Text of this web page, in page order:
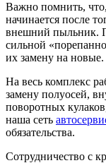
Важно помнить,
начинается после
внешний пыльник.
сильной
их замену на новые.
На весь комплекс
замену полуосей,
поворотных
наша сеть
обязательства.
Сотрудничество с